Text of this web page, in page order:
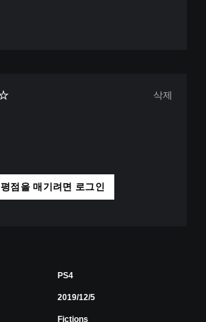
평점을 매기려면 로그인
삭제
PS4
2019/12/5
Fictions